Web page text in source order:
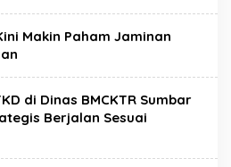
Makin Paham Jaminan
di Dinas BMCKTR Sumbar
Berjalan Sesuai